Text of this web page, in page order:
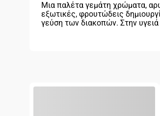
Μια παλέτα γεμάτη χρώματα,
εξωτικές, φρουτώδεις
γεύση των διακοπών. Στην